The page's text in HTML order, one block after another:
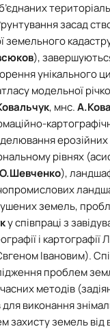
засад
земельного
),
унікального
модельної
, мнс.
ерозійних
рівнях
О.Шевченко),
земель,
у співпраці з
і картографії
Івановим).
проблем
методів
для виконання
захисту земель від